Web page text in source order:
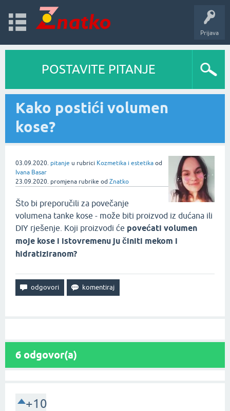
Prijava
POSTAVITE PITANJE
Kako postići volumen
kose?
03.09.2020. pitanje u rubrici Kozmetika i estetika od
Ivana Basar
23.09.2020. promjena rubrike od Znatko
Što bi preporučili za povečanje
volumena tanke kose - može biti proizvod iz dućana ili
DIY rješenje. Koji proizvodi će povećati volumen
moje kose i istovremenu ju činiti mekom i
hidratiziranom?
6 odgovor(a)
+10